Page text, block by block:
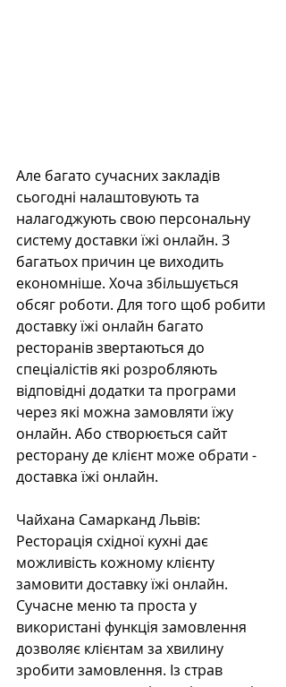
Але багато сучасних закладів
сьогодні налаштовують та
налагоджують свою персональну
систему доставки їжі онлайн. З
багатьох причин це виходить
економніше. Хоча збільшується
обсяг роботи. Для того щоб робити
доставку їжі онлайн багато
ресторанів звертаються до
спеціалістів які розробляють
відповідні додатки та програми
через які можна замовляти їжу
онлайн. Або створюється сайт
ресторану де клієнт може обрати -
доставка їжі онлайн.
Чайхана Самарканд Львів:
Ресторація східної кухні дає
можливість кожному клієнту
замовити доставку їжі онлайн.
Сучасне меню та проста у
використані функція замовлення
дозволяє клієнтам за хвилину
зробити замовлення. Із страв